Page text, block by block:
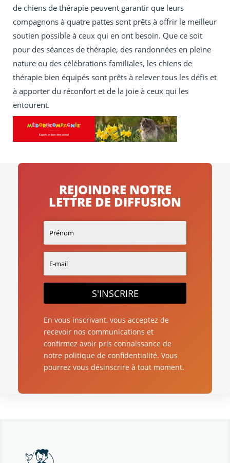
de chiens de thérapie peuvent garantir que leurs
compagnons à quatre pattes sont prêts à offrir le meilleur
soutien possible à ceux qui en ont besoin. Que ce soit
pour des séances de thérapie, des randonnées en pleine
nature ou des célébrations familiales, les chiens de
thérapie bien équipés sont prêts à relever tous les défis et
à apporter du réconfort et de la joie à ceux qui les
entourent.
REJOINDRE NOTRE
LETTRE DE DIFFUSION
S'INSCRIRE
En vous inscrivant, vous acceptez de
recevoir nos communications et
confirmez avoir pris connaissance de
notre politique de confidentialité. Vous
pourrez vous désinscrire à tout moment.